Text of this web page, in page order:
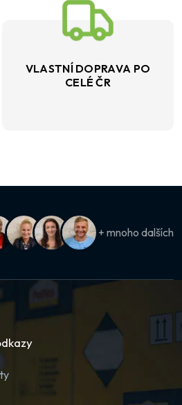
VLASTNÍ DOPRAVA PO
CELÉ ČR
+ mnoho dalších